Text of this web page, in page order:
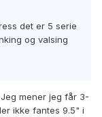
det er 5 serie
og valsing
mener jeg får 3-
ikke fantes 9.5" i